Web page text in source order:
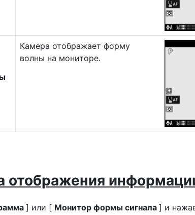
Камера отображает форму
волны на мониторе.
отображения
] или [ Монитор формы сигнала ] и